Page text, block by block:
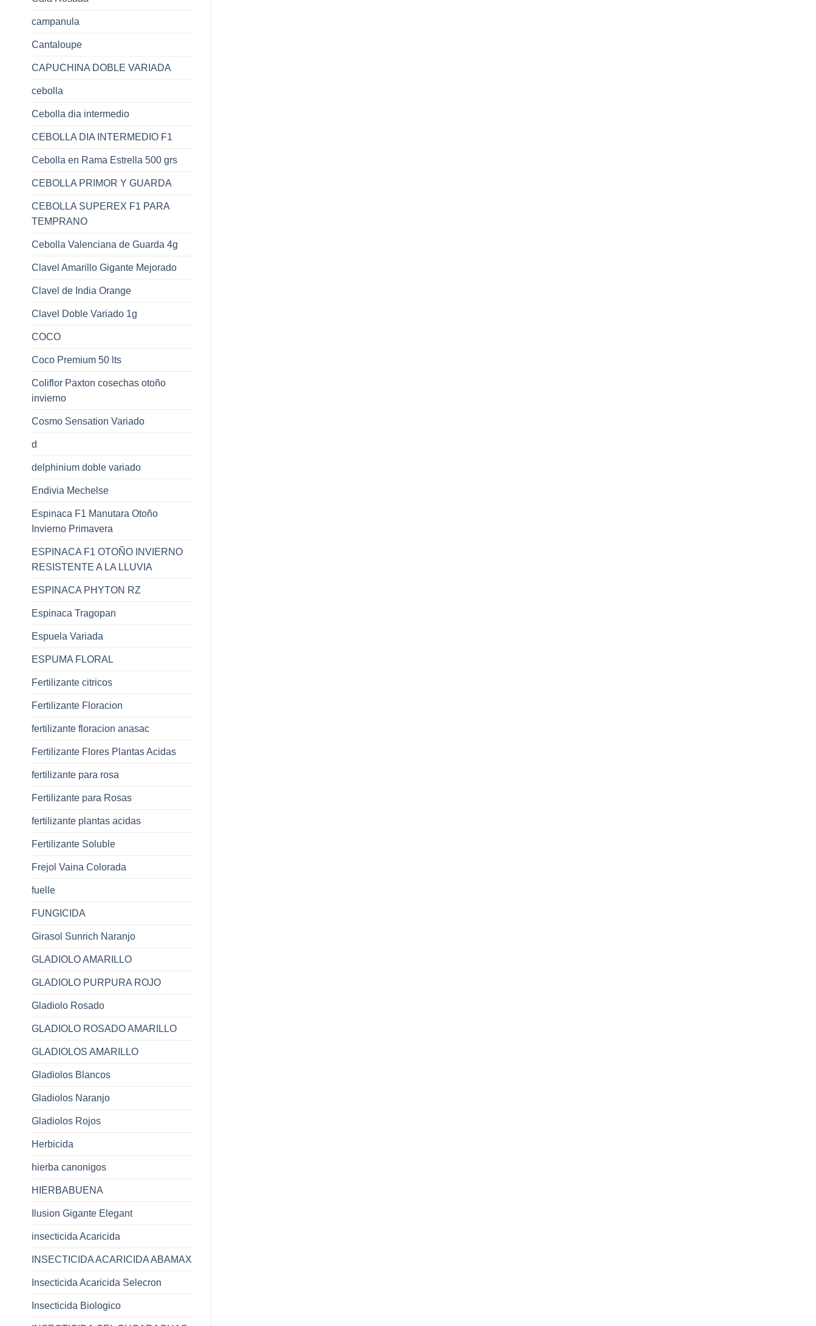
campanula
Cantaloupe
CAPUCHINA DOBLE VARIADA
cebolla
Cebolla dia intermedio
CEBOLLA DIA INTERMEDIO F1
Cebolla en Rama Estrella 500 grs
CEBOLLA PRIMOR Y GUARDA
CEBOLLA SUPEREX F1 PARA
TEMPRANO
Cebolla Valenciana de Guarda 4g
Clavel Amarillo Gigante Mejorado
Clavel de India Orange
Clavel Doble Variado 1g
COCO
Coco Premium 50 lts
Coliflor Paxton cosechas otoño
invierno
Cosmo Sensation Variado
d
delphinium doble variado
Endivia Mechelse
Espinaca F1 Manutara Otoño
Invierno Primavera
ESPINACA F1 OTOÑO INVIERNO
RESISTENTE A LA LLUVIA
ESPINACA PHYTON RZ
Espinaca Tragopan
Espuela Variada
ESPUMA FLORAL
Fertilizante citricos
Fertilizante Floracion
fertilizante floracion anasac
Fertilizante Flores Plantas Acidas
fertilizante para rosa
Fertilizante para Rosas
fertilizante plantas acidas
Fertilizante Soluble
Frejol Vaina Colorada
fuelle
FUNGICIDA
Girasol Sunrich Naranjo
GLADIOLO AMARILLO
GLADIOLO PURPURA ROJO
Gladiolo Rosado
GLADIOLO ROSADO AMARILLO
GLADIOLOS AMARILLO
Gladiolos Blancos
Gladiolos Naranjo
Gladiolos Rojos
Herbicida
hierba canonigos
HIERBABUENA
Ilusion Gigante Elegant
insecticida Acaricida
INSECTICIDA ACARICIDA ABAMAX
Insecticida Acaricida Selecron
Insecticida Biologico